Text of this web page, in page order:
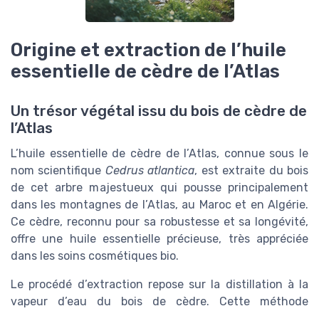
Origine et extraction de l’huile
essentielle de cèdre de l’Atlas
Un trésor végétal issu du bois de cèdre de
l’Atlas
L’huile essentielle de cèdre de l’Atlas, connue sous le
nom scientifique Cedrus atlantica, est extraite du bois
de cet arbre majestueux qui pousse principalement
dans les montagnes de l’Atlas, au Maroc et en Algérie.
Ce cèdre, reconnu pour sa robustesse et sa longévité,
offre une huile essentielle précieuse, très appréciée
dans les soins cosmétiques bio.
Le procédé d’extraction repose sur la distillation à la
vapeur d’eau du bois de cèdre. Cette méthode